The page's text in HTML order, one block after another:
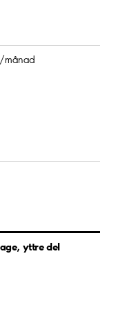
månad
yttre del